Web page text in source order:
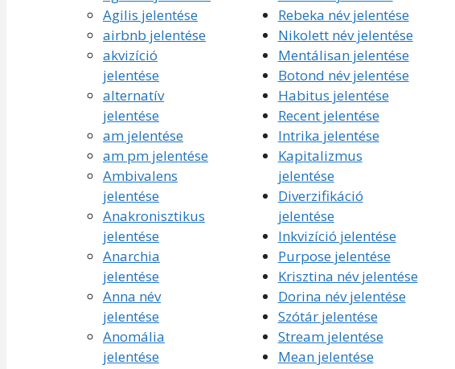
Agilis jelentése
airbnb jelentése
akvizíció
jelentése
alternatív
jelentése
am jelentése
am pm jelentése
Ambivalens
jelentése
Anakronisztikus
jelentése
Anarchia
jelentése
Anna név
jelentése
Anomália
jelentése
Rebeka név jelentése
Nikolett név jelentése
Mentálisan jelentése
Botond név jelentése
Habitus jelentése
Recent jelentése
Intrika jelentése
Kapitalizmus
jelentése
Diverzifikáció
jelentése
Inkvizíció jelentése
Purpose jelentése
Krisztina név jelentése
Dorina név jelentése
Szótár jelentése
Stream jelentése
Mean jelentése